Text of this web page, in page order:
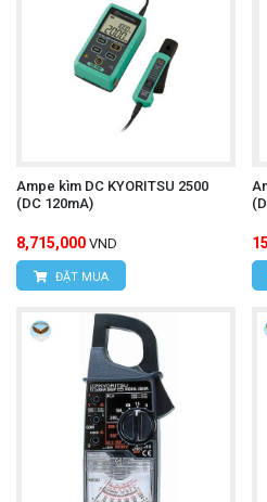
Ampe kìm DC KYORITSU 2500
(DC 120mA)
8,715,000 VND
ĐẶT MUA